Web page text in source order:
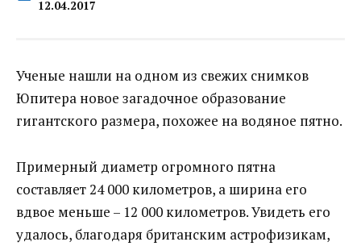
12.04.2017
Ученые нашли на одном из свежих снимков
Юпитера новое загадочное образование
гигантского размера, похожее на водяное пятно.
Примерный диаметр огромного пятна
составляет 24 000 километров, а ширина его
вдвое меньше – 12 000 километров. Увидеть его
удалось, благодаря британским астрофизикам,